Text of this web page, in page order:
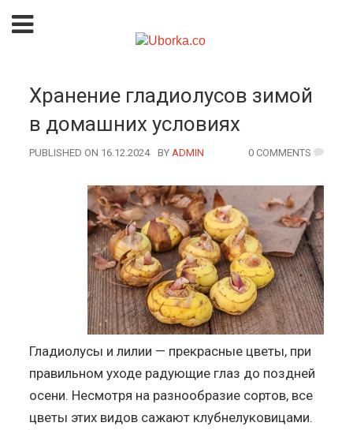
Хранение гладиолусов зимой
в домашних условиях
PUBLISHED ON 16.12.2024 BY AUTHOR
ADMIN 0 COMMENTS
Гладиолусы и лилии — прекрасные цветы, при
правильном уходе радующие глаз до поздней
осени. Несмотря на разнообразие сортов, все
цветы этих видов сажают клубнелуковицами.